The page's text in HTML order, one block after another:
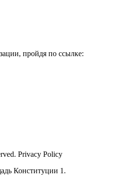
пройдя по ссылке:
Privacy Policy
Конституции 1.